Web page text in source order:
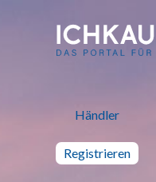
ich kauf
Händler
Registrieren